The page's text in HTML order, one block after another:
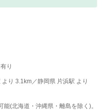
り
り 3.1km／静岡県 片浜駅 より
(北海道・沖縄県・離島を除く)。